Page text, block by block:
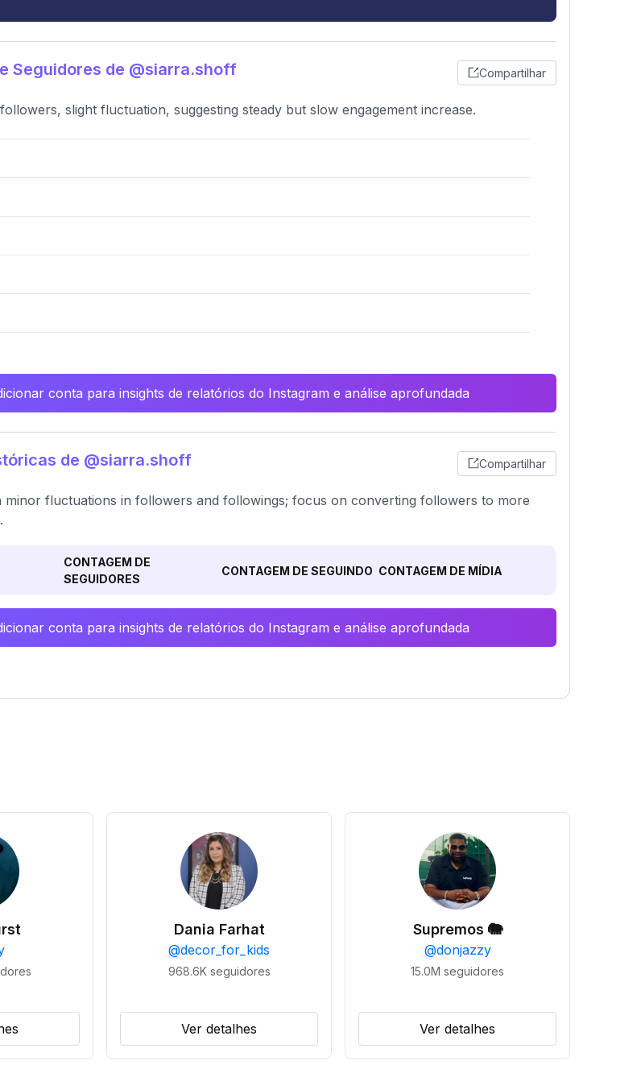
Seguidores de @siarra.shoff Compartilhar
slight fluctuation, suggesting steady but slow engagement increase.
conta para insights de relatórios do Instagram e análise aprofundada
de @siarra.shoff Compartilhar
minor fluctuations in followers and followings; focus on converting followers to more
CONTAGEM DE
SEGUIDORES
CONTAGEM DE SEGUINDO CONTAGEM DE MÍDIA
conta para insights de relatórios do Instagram e análise aprofundada
Dania Farhat
@decor_for_kids
968.6K seguidores
Ver detalhes
Supremos 🐘
@donjazzy
15.0M seguidores
Ver detalhes